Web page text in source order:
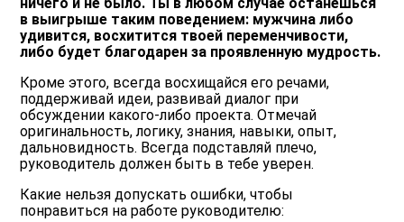
в выигрыше таким поведением: мужчина либо
удивится, восхитится твоей переменчивости,
либо будет благодарен за проявленную мудрость.
Кроме этого, всегда восхищайся его речами,
поддерживай идеи, развивай диалог при
обсуждении какого-либо проекта. Отмечай
оригинальность, логику, знания, навыки, опыт,
дальновидность. Всегда подставляй плечо,
руководитель должен быть в тебе уверен.
Какие нельзя допускать ошибки, чтобы
понравиться на работе руководителю: